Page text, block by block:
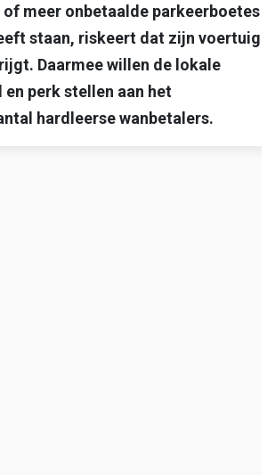
of meer onbetaalde parkeerboetes
staan, riskeert dat zijn voertuig
Daarmee willen de lokale
en perk stellen aan het
hardleerse wanbetalers.